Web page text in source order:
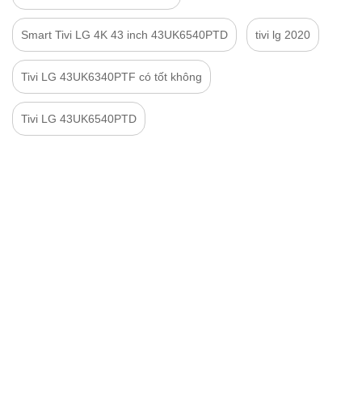
Smart Tivi LG 4K 43 inch 43UK6540PTD tivi lg 2020
Tivi LG 43UK6340PTF có tốt không
Tivi LG 43UK6540PTD